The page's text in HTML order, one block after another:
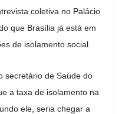
coletiva no Palácio
que Brasília já está em
de isolamento social.
secretário de Saúde do
a taxa de isolamento na
ele, seria chegar a